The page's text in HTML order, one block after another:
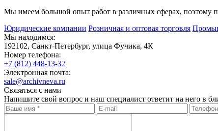
Мы имеем большой опыт работ в различных сферах, поэтому
Юридические компании Розничная и оптовая торговля
Мы находимся:
192102, Санкт-Петербург, улица Фучика, 4К
Номер телефона:
+7 (812) 448-13-32
Электронная почта:
sale@archivneva.ru
Связаться с нами
Напишите свой вопрос и наш специалист ответит на него в